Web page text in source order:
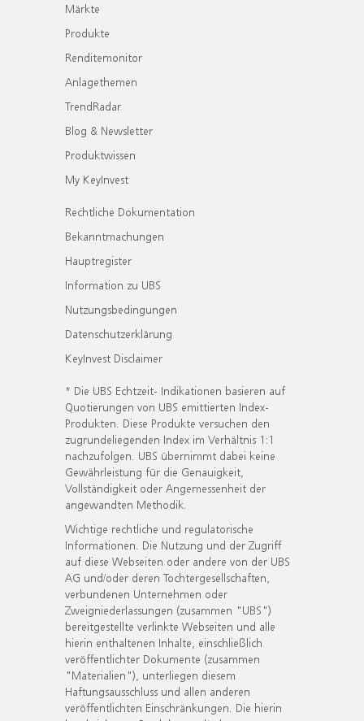
Märkte
Produkte
Renditemonitor
Anlagethemen
TrendRadar
Blog & Newsletter
Produktwissen
My KeyInvest
Rechtliche Dokumentation
Bekanntmachungen
Hauptregister
Information zu UBS
Nutzungsbedingungen
Datenschutzerklärung
KeyInvest Disclaimer
* Die UBS Echtzeit- Indikationen basieren auf
Quotierungen von UBS emittierten Index-
Produkten. Diese Produkte versuchen den
zugrundeliegenden Index im Verhältnis 1:1
nachzufolgen. UBS übernimmt dabei keine
Gewährleistung für die Genauigkeit,
Vollständigkeit oder Angemessenheit der
angewandten Methodik.
Wichtige rechtliche und regulatorische
Informationen. Die Nutzung und der Zugriff
auf diese Webseiten oder andere von der UBS
AG und/oder deren Tochtergesellschaften,
verbundenen Unternehmen oder
Zweigniederlassungen (zusammen "UBS")
bereitgestellte verlinkte Webseiten und alle
hierin enthaltenen Inhalte, einschließlich
veröffentlichter Dokumente (zusammen
"Materialien"), unterliegen diesem
Haftungsausschluss und allen anderen
veröffentlichten Einschränkungen. Die hierin